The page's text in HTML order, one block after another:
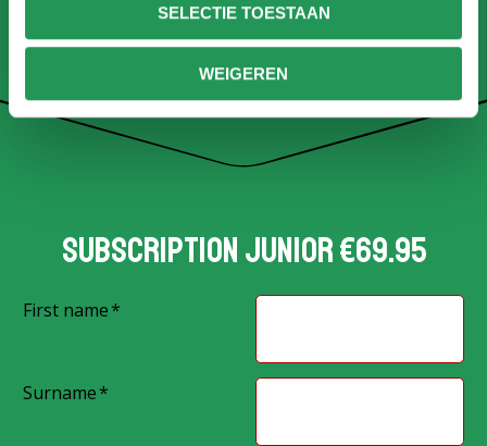
SELECTIE TOESTAAN
WEIGEREN
Subscription junior
Subscription junior €69.95
First name
Surname